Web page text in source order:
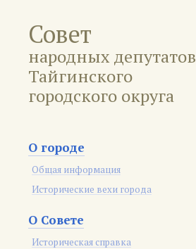
Совет
народных депутатов
Тайгинского
городского округа
О городе
Общая информация
Исторические вехи города
О Совете
Историческая справка